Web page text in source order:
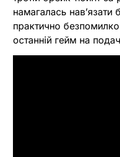
намагалась
практично
останній гейм на